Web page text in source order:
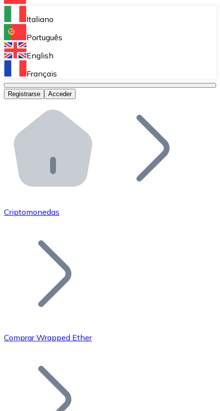
Bitnovo Ramp
Integra nuestra solución en tu plataforma.
Bitnovo Giftcards
Bitnovo OTC
Bitnovo ATM
Integra un ATM Bitnovo en tu negocio y permite que
Bitnovo API
Integra nuestra API en tu ecosistema.
Únete a nuestra red de distribuidores.
Añade tu proyecto a nuestro ecosistema.
Bitcoin
Italiano
Português
English
Français
Registrarse Acceder
Criptomonedas
Comprar Wrapped Ether